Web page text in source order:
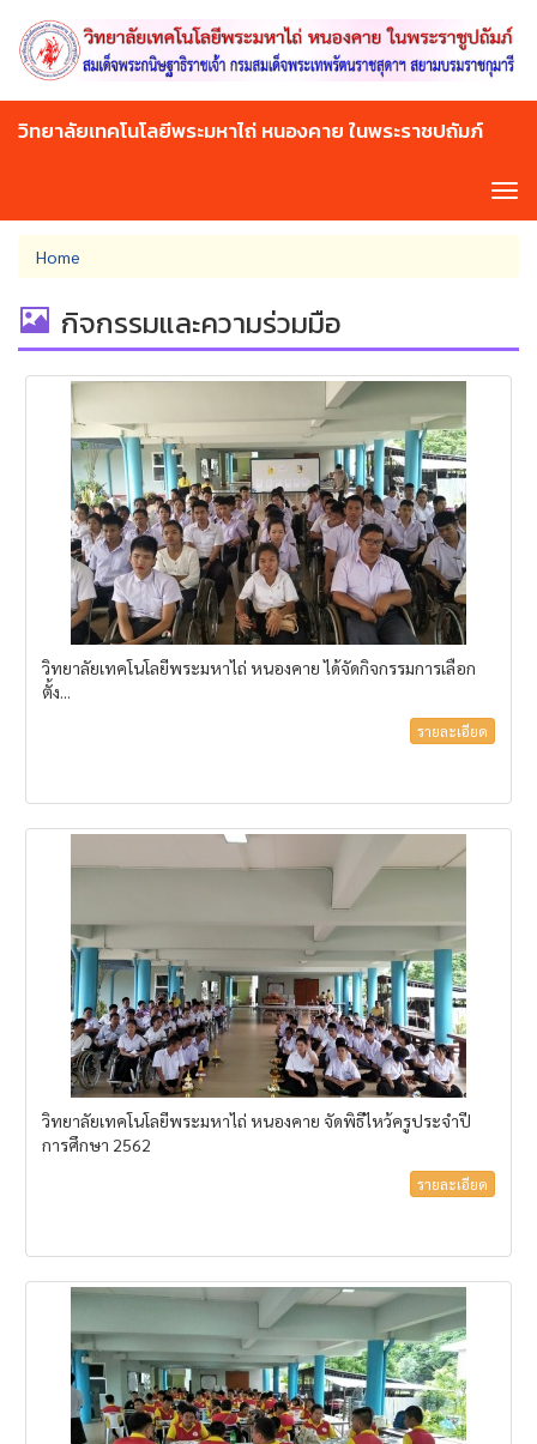
main
content
วิทยาลัยเทคโนโลยีพระมหาไถ่ หนองคาย ในพระราชปถัมภ์
You
are
here
Home
กิจกรรมและความร่วมมือ
วิทยาลัยเทคโนโลยีพระมหาไถ่ หนองคาย ได้จัดกิจกรรมการเลือก
ตั้ง...
รายละเอียด
วิทยาลัยเทคโนโลยีพระมหาไถ่ หนองคาย จัดพิธีไหว้ครูประจำปี
การศึกษา 2562
รายละเอียด